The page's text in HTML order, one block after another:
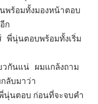
พร้อมทั้งมองหน้าตอบ
ก
พี่นุ่นตอบพร้อมทั้งเริ่ม
วกันแน่ ผมแกล้งถาม
ลับมาว่า
นุ่นตอบ ก่อนที่จะจบคำ